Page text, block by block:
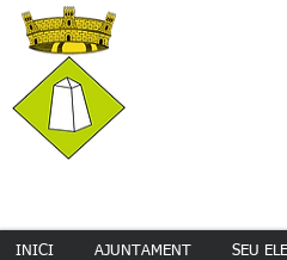
INICI AJUNTAMENT SEU